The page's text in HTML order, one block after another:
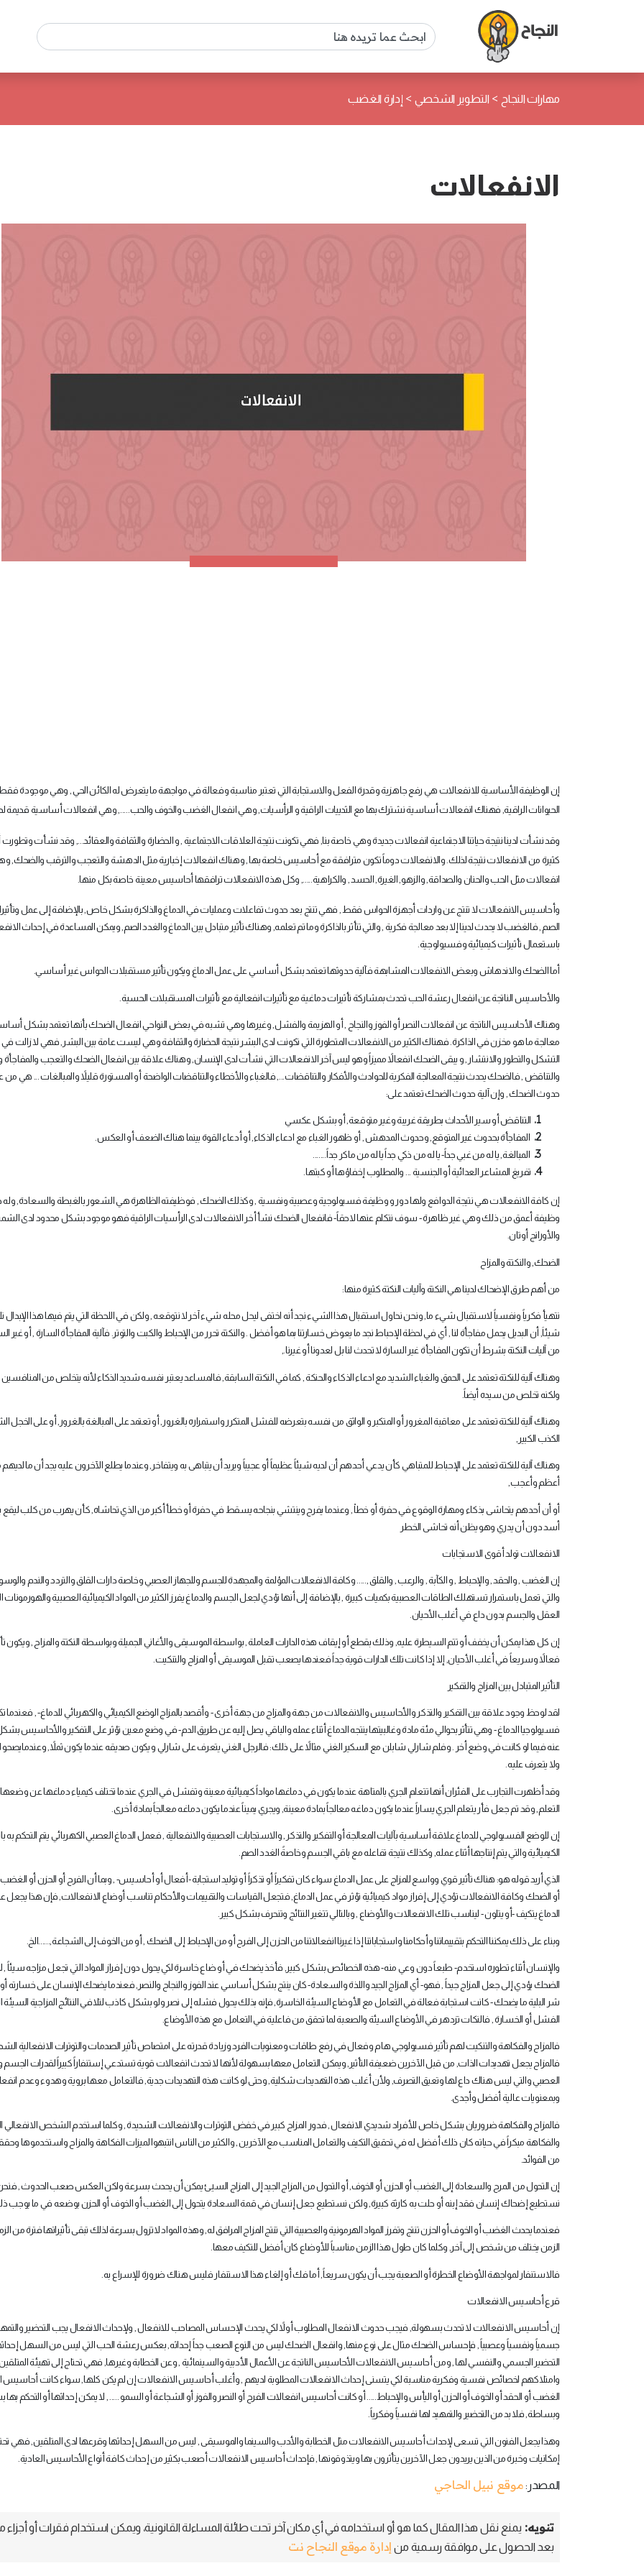
مهارات النجاح > التطوير الشخصي > إدارة الغضب
الانفعالات
إن الوظيفة الأساسية للانفعالات هي رفع جاهزية وقدرة الفعل والاستجابة التي تعتبر مناسبة وفعالة في مواجهة ما يتعرض له الكائن الحي , وهي موجودة
الحيوانات الراقية, فهناك انفعالات أساسية نشترك بها مع الثدييات الراقية و الرأسيات, وهي انفعال الغضب والخوف والحب....., وهي انفعالات أساسية قديمة
وقد نشأت لدينا نتيجة حياتنا الاجتماعية انفعالات جديدة وهي خاصة بنا, فهي تكونت نتيجة العلاقات الاجتماعية , و الحضارة والثقافة والعقائد..., وقد نشأت وتطورت
كثيرة من الانفعالات نتيجة لذلك. والانفعالات دوماً تكون مترافقة مع أحاسيس خاصة بها , وهناك انفعالات إخبارية مثل الدهشة والتعجب والترقب والضحك,
انفعالات مثل الحب والحنان والصداقة, والزهو, الغيرة, الحسد , والكراهية....., وكل هذه الانفعالات ترافقها أحاسيس معينة خاصة بكل منها.
وأحاسيس الانفعالات لا تنتج عن واردات أجهزة الحواس فقط , فهي تنتج بعد حدوث تفاعلات وعمليات في الدماغ والذاكرة بشكل خاص, بالإضافة إلى عمل
الصم , فالغضب لا يحدث لدينا إلا بعد معالجة فكرية , والتي تتأثر بالذاكرة وما تم تعلمه, وهناك تأثير متبادل بين الدماغ والغدد الصم, ويمكن المساعدة في إحداث
باستعمال تأثيرات كيميائية وفسيولوجية.
أما الضحك والاندهاش وبعض الانفعالات المشابهة فآلية حدوثها تعتمد بشكل أساسي على عمل الدماغ ويكون تأثير مستقبلات الحواس غير أساسي.
والأحاسيس الناتجة عن انفعال رعشة الحب تحدث بمشاركة تأثيرات دماغية مع تأثيرات انفعالية مع تأثيرات المستقبلات الحسية
وهناك الأحاسيس الناتجة عن انفعالات النصر أو الفوز والنجاح , أو الهزيمة والفشل, وغيرها وهي تشبه في بعض النواحي انفعال الضحك بأنها تعتمد بشكل
معالجة ما هو مخزن في الذاكرة. فهناك الكثير من الانفعالات المتطورة التي تكونت لدى البشر نتيجة الحضارة والثقافة وهي ليست عامة بين البشر, فهي لا زالت
التشكل والتطور والانتشار , و يبقى الضحك انفعالاً مميزاً وهو ليس آخر الانفعالات التي نشأت لدى الإنسان, وهناك علاقة بين انفعال الضحك والتعجب والمفاجأة
والتناقض , فالضحك يحدث نتيجة المعالجة الفكرية للحوادث والأفكار والتناقضات..., فالغباء والأخطاء والتناقضات الواضحة أو المستورة قليلاً والمبالغات ... هي من
حدوث الضحك , وإن آلية حدوث الضحك تعتمد على:
التناقض أو سير الأحداث بطريقة غريبة وغير متوقعة, أو بشكل عكسي
المفاجأة بحدوث غير المتوقع, وحدوث المدهش , أو ظهور الغباء مع ادعاء الذكاء, أو أدعاء القوة بينما هناك الضعف أو العكس.
المبالغة, يا له من غبي جداً- يا له من ذكي جداً يا له من ماكر جداً.......
تفريغ المشاعر العدائية أو الجنسية ... والمطلوب إخفاؤها أو كبتها.
إن كافة الانفعالات هي نتيجة الدوافع ولها دور و وظيفة فسيولوجية وعصبية ونفسية , وكذلك الضحك , فوظيفته الظاهرة هي الشعور بالغبطة والسعادة, وله
وظيفة أعمق من ذلك وهي غير ظاهرة - سوف نتكلم عنها لاحقاً- فانفعال الضحك نشأ أخر الانفعالات لدى الرأسيات الراقية فهو موجود بشكل محدود لدى
والأورانج أوتان.
الضحك, والنكتة والمزاح
من أهم طرق الإضحاك لدينا هي النكتة وآليات النكتة كثيرة منها :
نتهيأ فكرياً ونفسياً لاستقبال شيء ما, ونحن نحاول استقبال هذا الشيء نجد أنه اختفى ليحل محله شيء آخر لا نتوقعه , ولكن في اللحظة التي يتم فيها هذا الإبدال
شيئاَ, أن البديل يحمل مفاجأة لنا , أي في لحظة الإحباط نجد ما يعوض خسارتنا بما هو أفضل . والنكتة تحرر من الإحباط والكبت والتوتر. فآلية المفاجأة السارة , أو غير
من آليات النكتة بشرط أن تكون المفاجأة غير السارة لا تحدث لنا بل لعدونا أو غيرنا,.
وهناك آلية للنكتة تعتمد على الحمق والغباء الشديد مع ادعاء الذكاء والحنكة , كما في النكتة السابقة, فالمساعد يعتبر نفسه شديد الذكاء لأنه يتخلص من
ولكنه تخلص من سيده أيضاً.
وهناك آلية للنكتة تعتمد على معاقبة المغرور أو المتكبر و الواثق من نفسه بتعرضه للفشل المتكرر واستمراره بالغرور, أو تعتمد على المبالغة بالغرور, أو على الخجل
الكذب الكبير
وهناك آلية للنكتة تعتمد على الإحباط للمتباهي كأن يدعي أحدهم أن لديه شيئاً عظيماً أو عجيباً ويريد أن يتباهى به ويتفاخر, وعندما يطلع الآخرون عليه يجد أن ما لديهم
أعظم وأعجب,
أو أن أحدهم يتحاشى بذكاء ومهارة الوقوع في حفرة أو خطاْ , وعندما يفرح وينتشي بنجاحه يسقط في حفرة أو خطأ أكبر من الذي تحاشاه, كأن يهرب من كلب ليقع
أسد دون أن يدري وهو يظن أنه تحاشى الخطر
الانفعالات تولد أقوى الاستجابات
إن الغضب , والحقد , والإحباط , و الكآبة , والرعب , والقلق ,..... وكافة الانفعالات المؤلمة والمجهدة للجسم وللجهاز العصبي وخاصة دارات القلق والتردد والندم
والتي تعمل باستمرار تستهلك الطاقات العصبية بكميات كبيرة , بالإضافة إلى أنها تؤدي لجعل الجسم والدماغ يفرز الكثير من المواد الكيميائية العصبية والهورمونات
العقل والجسم بدون داع في أغلب الأحيان.
إن كل هذا يمكن أن يخفف أو تتم السيطرة عليه, وذلك بقطع أو إيقاف هذه الدارات العاملة , بواسطة الموسيقى والأغاني الجميلة وبواسطة النكتة والمزاح , ويكون
فعالاً وسريعاً في أغلب الأحيان, إلا إذا كانت تلك الدارات قوية جداً فعندها يصعب تقبل الموسيقى أو المزاح والتنكيت
التأثير المتبادل بين المزاج والتفكير
لقد لوحظ وجود علاقة بين التفكير والتذكر والأحاسيس والانفعالات من جهة والمزاج من جهة أخرى - وأقصد بالمزاج الوضع الكيميائي والكهربائي للدماغ- , فعندما
فسيولوجيا الدماغ - وهي تتأثر بحوالي مئة مادة وغالبيتها ينتجه الدماغ أثناء عمله والباقي يصل إليه عن طريق الدم- في وضع معين تؤثر على التفكير والأحاسيس
عنه فيما لو كانت في وضع أخر . وفلم شارلي شابلن مع السكير الغني مثالاً على ذلك: فالرجل الغني يتعرف على شارلي و يكون صديقه عندما يكون ثملاً, وعندمايصحو
ولا يتعرف عليه.
وقد أظهرت التجارب على الفئران أنها تتعلم الجري بالمتاهة عندما يكون في دماغها مواداً كيميائية معينة وتفشل في الجري عندما تختلف كيمياء دماغها عن وضعها
التعلم, وقد تم جعل فأر يتعلم الجري يساراً عندما يكون دماغه معالجاً بمادة معينة, ويجري يميناً عندما يكون دماغه معالجاً بمادة أخرى
إن للوضع الفسيولوجي للدماغ علاقة أساسية بآليات المعالجة أو التفكير والتذكر , والاستجابات العصبية والانفعالية , فعمل الدماغ العصبي الكهربائي يتم التحكم به
الكيميائية والتي يتم إنتاجها أثناء عمله, وكذلك نتيجة تفاعله مع باقي الجسم وخاصةً الغدد الصم
الذي أريد قوله هو: هناك تأثير قوي وواسع للمزاج على عمل الدماغ سواء كان تفكيراً أو تذكراً أو توليد استجابة -أفعال أو أحاسيس- , وبما أن الفرح أو الحزن أو
أو الضحك وكافة الانفعالات تؤدي إلى إفراز مواد كيميائية تؤثر في عمل الدماغ, فتجعل القياسات والتقييمات والأحكام تناسب أوضاع الانفعالات, فإن هذا يجعل
الدماغ يتكيف -أو يتلون - ليناسب تلك الانفعالات والأوضاع , وبالتالي تتغير النتائج وتنحرف بشكل كبير .
وبناء على ذلك يمكننا التحكم بتقييماتنا وأحكامنا واستجاباتنا إذا غيرنا انفعالاتنا من الحزن إلى الفرح أو من الإحباط إلى الضحك , أو من الخوف إلى الشجاعة,......الخ
والإنسان أثناء تطوره استخدم- طبعاً دون وعي منه- هذه الخصائص بشكل كبير, فأخذ يضحك في أو ضاع خاسرة لكي يحول دون إفراز المواد التي تجعل مزاجه سيئاً ,
الضحك يؤدي إلى جعل المزاج جيداً , فهو- أي المزاج الجيد واللذة والسعادة- كان ينتج بشكل أساسي عند الفوز والنجاح والنصر, فعندما يضحك الإنسان على خسارته
شر البلية ما يضحك - كانت استجابة فعالة في التعامل مع الأوضاع السيئة الخاسرة, فإنه بذلك يحول فشله إلى نصر ولو بشكل كاذب لتلافي النتائج المزاجية السيئة
الفشل أو الخسارة , فالنكات تزدهر في الأوضاع السيئة والصعبة لما تحقق من فاعلية في التعامل مع هذه الأوضاع
فالمزاح والفكاهة والتنكيت لهم تأثير فسيولوجي هام وفعال في رفع طاقات ومعنويات الفرد وزيادة قدرته على امتصاص تأثير الصدمات والتوترات الانفعالية
فالمزاح يجعل تهديدات الذات, من قبل الآخرين ضعيفة التأثير, ويمكن التعامل معها بسهولة لأنها لا تحدث انفعالات قوية تستدعي إستنفاراً كبيراً لقدرات الجسم
العصبي والتي ليس هناك داع لها وتعيق التصرف, ولأن أغلب هذه التهديدات شكلية, وحتى لو كانت هذه التهديدات جدية, فالتعامل معها بروية وهدوء وعدم
وبمعنويات عالية أفضل وأجدى.
فالمزاح والفكاهة ضروريان بشكل خاص للأفراد شديدي الانفعال , فدور المزاح كبير في خفض التوترات والانفعالات الشديدة , وكلما استخدم الشخص الانفعالي
والفكاهة مبكراً في حياته كان ذلك أفضل له في تحقيق التكيف والتعامل المناسب مع الآخرين , والكثير من الناس انتبهوا لميزات الفكاهة والمزاح واستخدموها
من الفوائد
إن التحول من المرح والسعادة إلى الغضب أو الحزن أو الخوف, أو التحول من المزاج الجيد إلى المزاج السيئ يمكن أن يحدث بسرعة ولكن العكس صعب الحدوث ,
نستطيع إضحاك إنسان فقد إبنه أو حلت به كارثة كبيرة, ولكن نستطيع جعل إنسان في قمة السعادة يتحول إلى الغضب أو الخوف أو الحزن بوضعه في ما يوجب
فعندما يحدث الغضب أو الخوف أو الحزن تنتج وتفرز المواد الهرمونية والعصبية التي تنتج المزاج المرافق له, وهذه المواد لاتزول بسرعة لذلك تبقى تأثيراتها فترة من
الزمن يختلف من شخص إلى آخر, وكلما كان طول هذا الزمن مناسباً للأوضاع كان أفضل للتكيف معها.
فالاستنفار لمواجهة الأوضاع الخطرة أو الصعبة يجب أن يكون سريعاً, أما فك أو إلغاء هذا الاستنفار فليس هناك ضرورة للإسراع به
قرع أحاسيس الانفعالات
إن أحاسيس الانفعالات لا تحدث بسهولة, فيجب حدوث الانفعال المطلوب أولاً لكي يحدث الإحساس المصاحب للانفعال , ولإحداث الانفعال يجب التحضير
جسمياً ونفسياً وعصبياً , فإحساس الضحك مثال على نوع منها, وانفعال الضحك ليس من النوع الصعب جداً إحداثه, بعكس رعشة الحب التي ليس من السهل
التحضير الجسمي والنفسي لها , ومن أحاسيس الانفعالات الأحاسيس الناتجة عن الأعمال الأدبية والسينمائية , وعن الخطابة وغيرها, فهي تحتاج إلى تهيئة
وامتلاكهم لخصائص نفسية وفكرية مناسبة لكي يتسنى إحداث الانفعالات المطلوبة لديهم , وأغلب أحاسيس الانفعالات إن لم يكن كلها, سواء كانت أحاسيس
الغضب أو الحقد أو الخوف أو الحزن أو اليأس والإحباط..... أو كانت أحاسيس انفعالات الفرح أو النصر والفوز أو الشجاعة أو السمو ..... , لا يمكن إحداثها أو التحكم
وبساطة, فلا بد من التحضير والتمهيد لها نفسياً وفكرياً.
وهذا يجعل الفنون التي تسعى لإحداث أحاسيس الانفعالات مثل الخطابة والأدب والسينما والموسيقى , ليس من السهل إحداثها وقرعها لدى المتلقين, فهي
إمكانيات وخبرة من الذين يريدون جعل الآخرين يتأثرون بها ويتذوقونها , فإحداث أحاسيس الانفعالات أصعب بكثير من إحداث كافة أنواع الأحاسيس العادية
المصدر:موقع نبيل الحاجي
تنويه: يمنع نقل هذا المقال كما هو أو استخدامه في أي مكان آخر تحت طائلة المساءلة القانونية، ويمكن استخدام فقرات أو أجزاء
بعد الحصول على موافقة رسمية من إدارة موقع النجاح نت